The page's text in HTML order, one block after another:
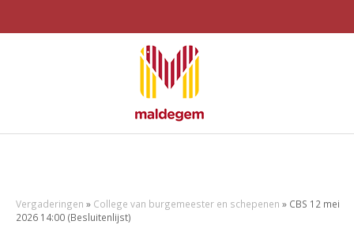
Vergaderingen » College van burgemeester en schepenen » CBS 12 mei
2026 14:00 (Besluitenlijst)